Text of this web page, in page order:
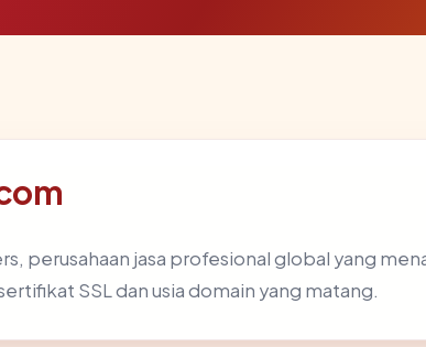
perusahaan jasa profesional global yang
SSL dan usia domain yang matang.